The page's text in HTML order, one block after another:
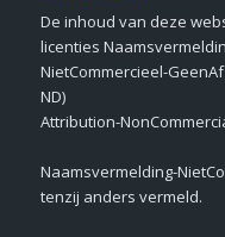
De inhoud van deze
licenties
NietCommercieel-
ND)
Attribution-
Naamsvermelding-
tenzij anders vermeld.